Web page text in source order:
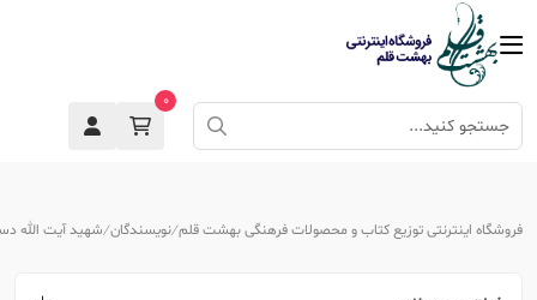
0
فروشگاه اینترنتی توزیع کتاب و محصولات فرهنگی بهشت قلم نویسندگان شهید آیت الله